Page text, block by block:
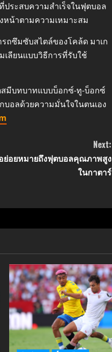
ระสบความสำเร็จในฟุตบอล
หน้าตามความเหมาะสม
ถซึมซับสไตล์ของโคล้ด มาเก
เลียนแบบวิธีการที่รับใช้
สมีบทบาทแบบบ็อกซ์-ทู-บ็อกซ์
บอลด้วยความมั่นใจในตนเอง
Next:
ย่อยหมายถึงฟุตบอลคุณภาพสูง
ในกาตาร์